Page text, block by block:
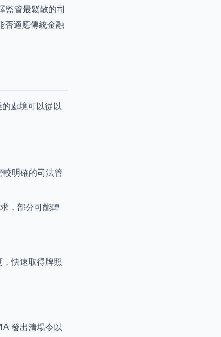
管最鬆散的司
否適應傳統金融
處境可以從以
較明確的司法管
，部分可能轉
快速取得牌照
發出清場令以